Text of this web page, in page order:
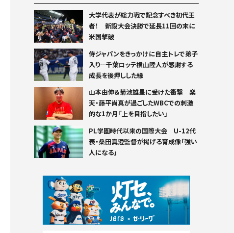
大学代表が総力戦で記念すべき初代王
者！ 新設大会決勝で延長11回の末に
米国撃破
侍ジャパンをきっかけに自主トレで弟子
入り…千葉ロッテ横山陸人が感謝する
成長を後押しした縁
山本由伸＆菊池雄星に受けた衝撃 楽
天・藤平尚真が過ごしたWBCでの刺激
的な1か月「上を目指したい」
PL学園時代以来の国際大会 U-12代
表・桑田真澄監督が掲げる育成像「強い
人になる」